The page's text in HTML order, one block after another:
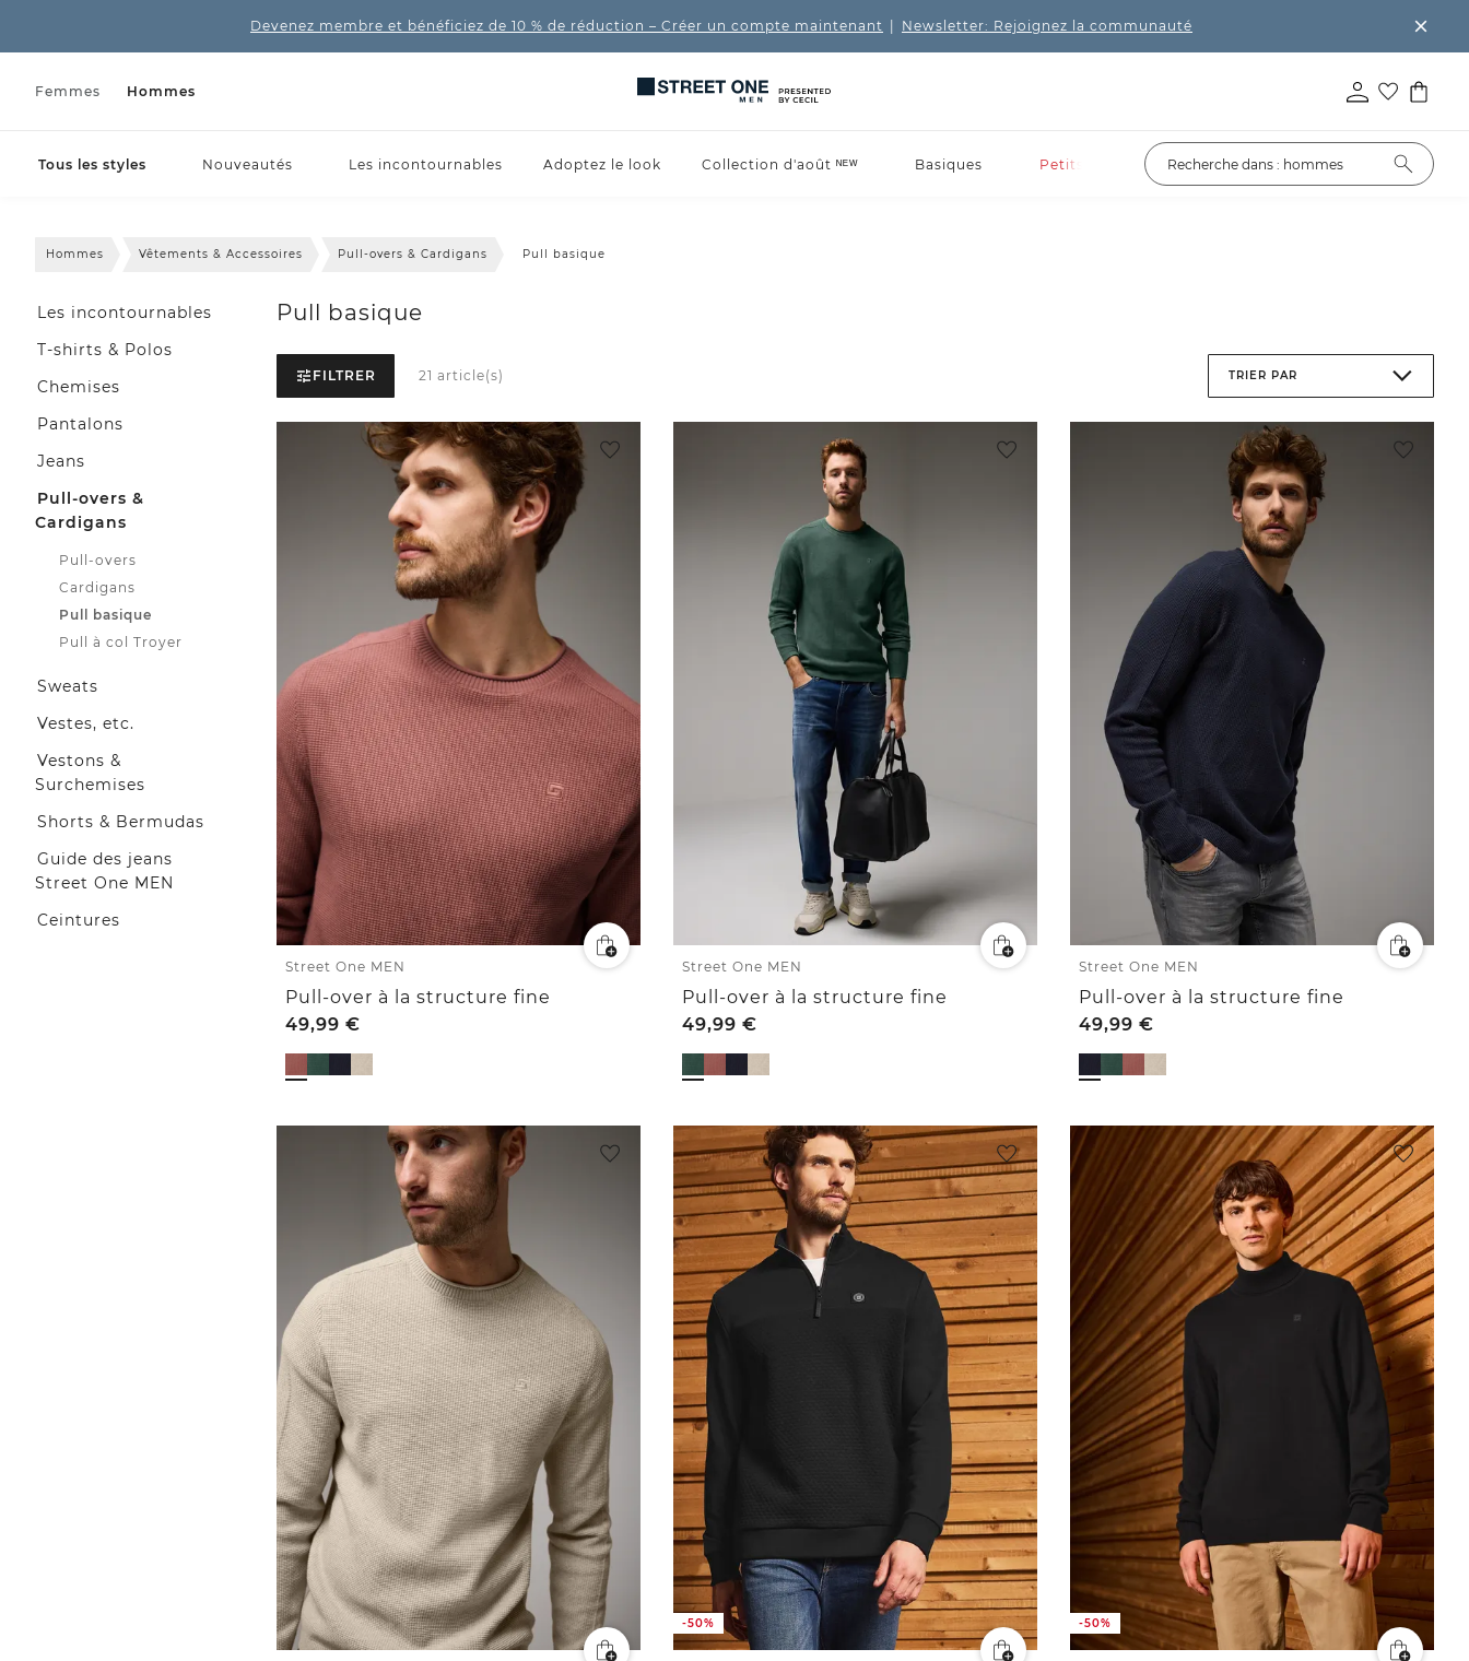
Devenez membre et bénéficiez de 10 % de réduction – Créer un compte maintenant Newsletter: Rejoignez la communauté
Femmes Hommes
Tous les styles Nouveautés Les incontournables Adoptez le look Collection d'août ᴺᴱᵂ Basiques Petits prix
Hommes Vêtements & Accessoires Pull-overs & Cardigans Pull basique
Les incontournables
T-shirts & Polos
Chemises
Pantalons
Jeans
Pull-overs &
Cardigans
Pull-overs
Cardigans
Pull basique
Pull à col Troyer
Sweats
Vestes, etc.
Vestons &
Surchemises
Shorts & Bermudas
Guide des jeans
Street One MEN
Ceintures
Pull basique
FILTRER 21 article(s) TRIER PAR
Street One MEN
Pull-over à la structure fine
49,99€
Street One MEN
Pull-over à la structure fine
49,99€
Street One MEN
Pull-over à la structure fine
49,99€
-50% -50%